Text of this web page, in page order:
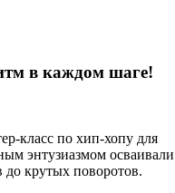
в каждом шаге!
класс по хип-хопу для
энтузиазмом осваивали
крутых поворотов.